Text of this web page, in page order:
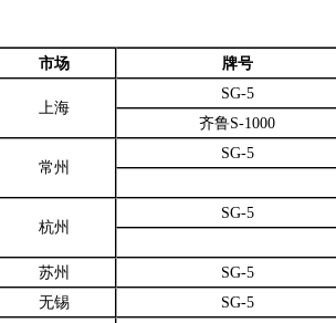
市场 牌号
上海
SG-5
齐鲁S-1000
常州
SG-5
杭州
SG-5
苏州
SG-5
无锡
SG-5